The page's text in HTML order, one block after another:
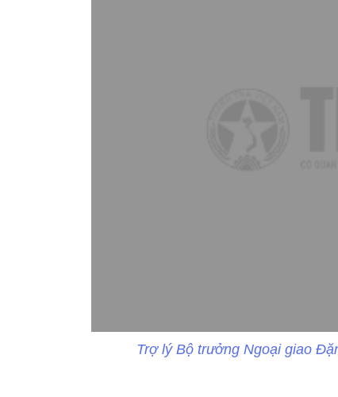
Trợ lý Bộ trưởng Ngoại giao